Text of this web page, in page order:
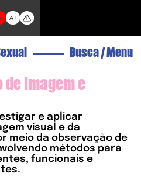
Busca/Menu
de Imagem e
e aplicar
visual e da
meio da observação de
métodos para
funcionais e